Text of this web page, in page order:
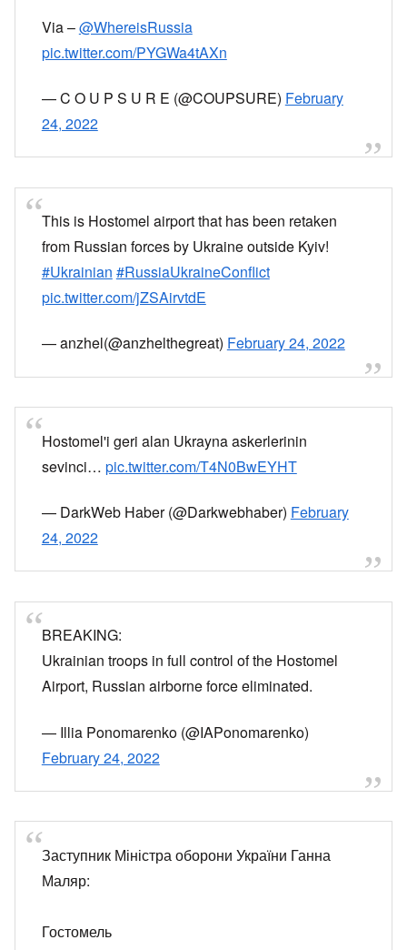
Via –@WhereisRussia
pic.twitter.com/PYGWa4tAXn
— C O U P S U R E (@COUPSURE) February
24, 2022
This is Hostomel airport that has been retaken
from Russian forces by Ukraine outside Kyiv!
#Ukrainian #RussiaUkraineConflict
pic.twitter.com/jZSAirvtdE
— anzhel(@anzhelthegreat) February 24, 2022
Hostomel'i geri alan Ukrayna askerlerinin
sevinci… pic.twitter.com/T4N0BwEYHT
— DarkWeb Haber (@Darkwebhaber) February
24, 2022
BREAKING:
Ukrainian troops in full control of the Hostomel
Airport, Russian airborne force eliminated.
— Illia Ponomarenko (@IAPonomarenko)
February 24, 2022
Заступник Міністра оборони України Ганна
Маляр:
Гостомель